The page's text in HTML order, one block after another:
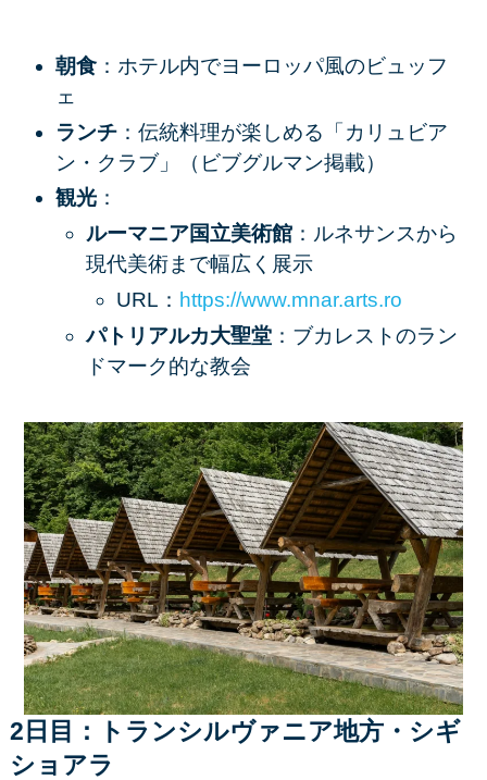
朝食：ホテル内でヨーロッパ風のビュッフ
ェ
ランチ：伝統料理が楽しめる「カリュビア
ン・クラブ」（ビブグルマン掲載）
観光：
ルーマニア国立美術館：ルネサンスから
現代美術まで幅広く展示
URL： https://www.mnar.arts.ro
パトリアルカ大聖堂：ブカレストのラン
ドマーク的な教会
2日目：トランシルヴァニア地方・シギ
ショアラ